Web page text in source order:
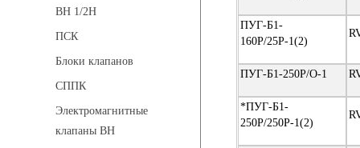
ВН 1/2Н
ПСК
Блоки клапанов
СППК
Электромагнитные
клапаны ВН
ПУГ-Б1-
160Р/25Р-1(2)
ПУГ-Б1-250Р/О-1
*ПУГ-Б1-
250Р/250Р-1(2)